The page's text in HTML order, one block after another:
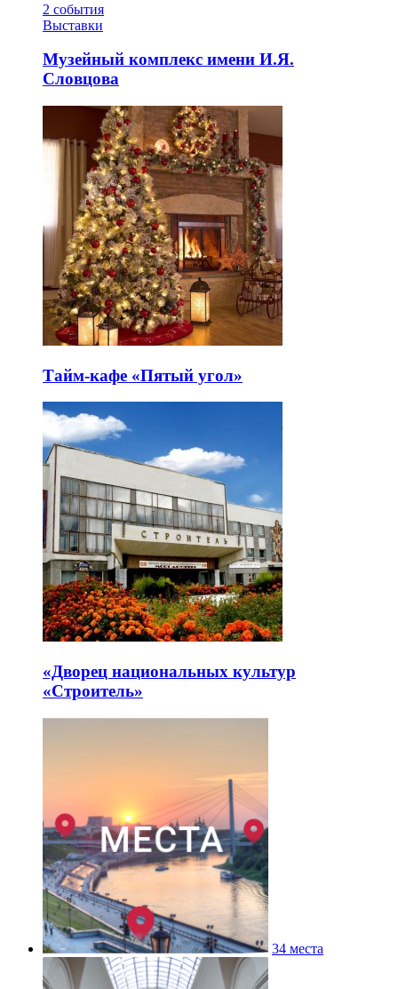
2 события
Выставки
Музейный комплекс имени И.Я.
Словцова
Тайм-кафе «Пятый угол»
«Дворец национальных культур
«Строитель»
34 места